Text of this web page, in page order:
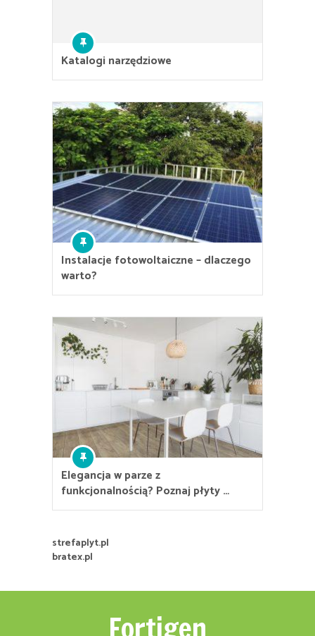
Katalogi narzędziowe
Instalacje fotowoltaiczne – dlaczego
warto?
Elegancja w parze z
funkcjonalnością? Poznaj płyty …
strefaplyt.pl
bratex.pl
Fortigen